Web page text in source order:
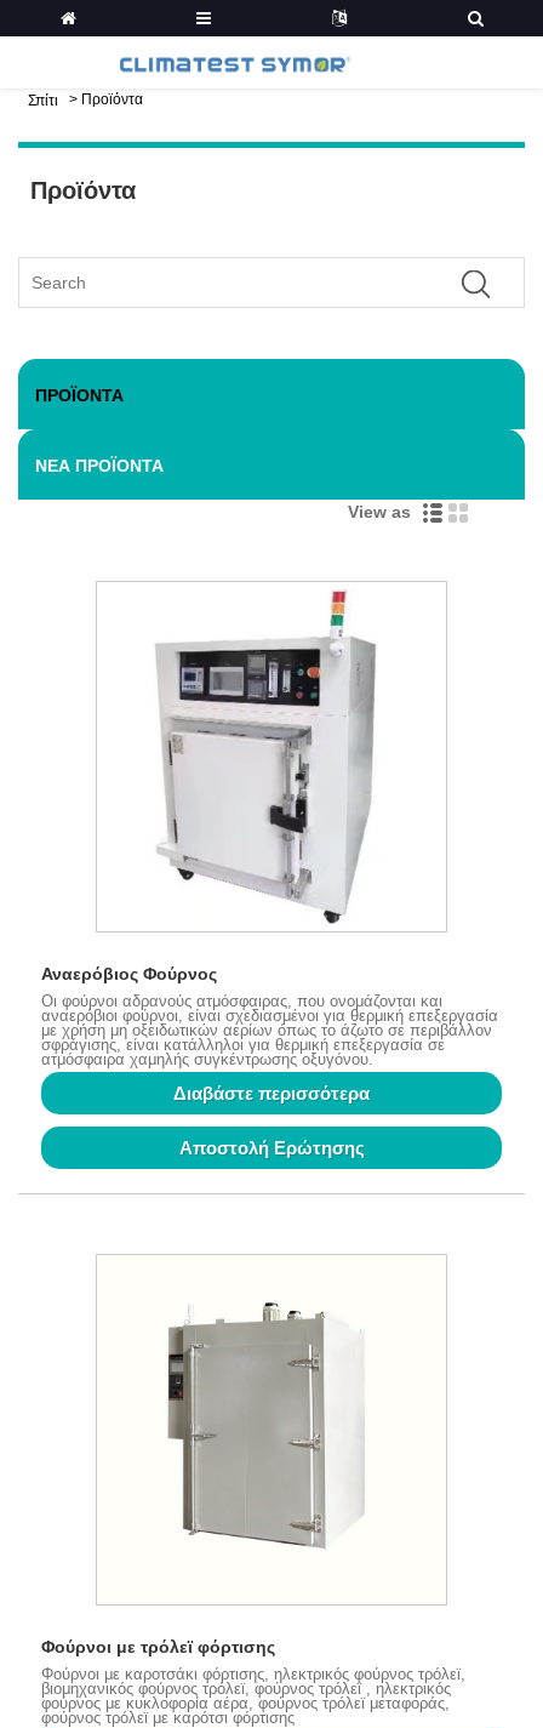
Σπίτι > Προϊόντα
Προϊόντα
ΠΡΟΪΌΝΤΑ
ΝΈΑ ΠΡΟΪΌΝΤΑ
View as
Αναερόβιος Φούρνος
Οι φούρνοι αδρανούς ατμόσφαιρας, που ονομάζονται και
αναερόβιοι φούρνοι, είναι σχεδιασμένοι για θερμική επεξεργασία
με χρήση μη οξειδωτικών αερίων όπως το άζωτο σε περιβάλλον
σφράγισης, είναι κατάλληλοι για θερμική επεξεργασία σε
ατμόσφαιρα χαμηλής συγκέντρωσης οξυγόνου.
Διαβάστε περισσότερα
Αποστολή Ερώτησης
Φούρνοι με τρόλεϊ φόρτισης
Φούρνοι με καροτσάκι φόρτισης, ηλεκτρικός φούρνος τρόλεϊ,
βιομηχανικός φούρνος τρόλεϊ, φούρνος τρόλεϊ , ηλεκτρικός
φούρνος με κυκλοφορία αέρα, φούρνος τρόλεϊ μεταφοράς,
φούρνος τρόλεϊ με καρότσι φόρτισης